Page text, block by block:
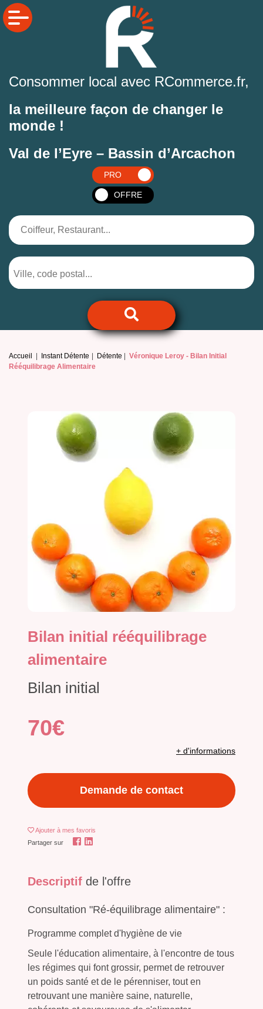
Consommer local avec RCommerce.fr,
la meilleure façon de changer le
monde !
Val de l’Eyre – Bassin d’Arcachon
PRO
OFFRE
Accueil Instant Détente Détente Véronique Leroy - Bilan Initial
Rééquilibrage Alimentaire
Bilan initial rééquilibrage
alimentaire
Bilan initial
70€
+ d'informations
Demande de contact
Ajouter à mes favoris
Partager sur
Descriptif de l'offre
Consultation "Ré-équilibrage alimentaire" :
Programme complet d'hygiène de vie
Seule l'éducation alimentaire, à l'encontre de tous
les régimes qui font grossir, permet de retrouver
un poids santé et de le pérenniser, tout en
retrouvant une manière saine, naturelle,